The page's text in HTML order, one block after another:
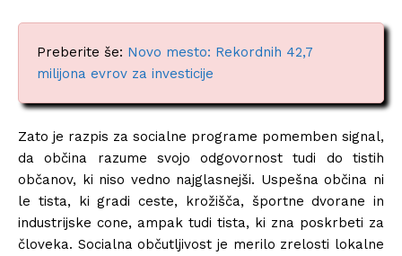
Preberite še: Novo mesto: Rekordnih 42,7
milijona evrov za investicije
Zato je razpis za socialne programe pomemben signal,
da občina razume svojo odgovornost tudi do tistih
občanov, ki niso vedno najglasnejši. Uspešna občina ni
le tista, ki gradi ceste, krožišča, športne dvorane in
industrijske cone, ampak tudi tista, ki zna poskrbeti za
človeka. Socialna občutljivost je merilo zrelosti lokalne